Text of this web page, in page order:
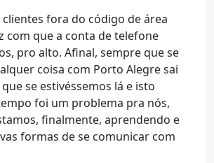
fora do código de área
com que a conta de telefone
pro alto. Afinal, sempre que se
coisa com Porto Alegre sai
se estivéssemos lá e isto
foi um problema pra nós,
finalmente, aprendendo e
formas de se comunicar com